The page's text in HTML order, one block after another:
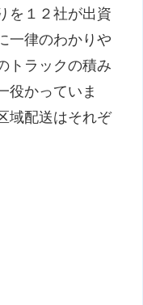
を１２社が出資
一律のわかりや
トラックの積み
役かっていま
域配送はそれぞ